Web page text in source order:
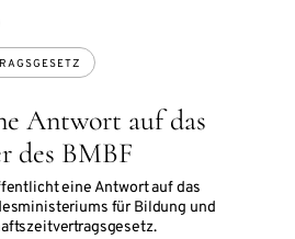
Antwort auf das
des BMBF
eine Antwort auf das
für Bildung und